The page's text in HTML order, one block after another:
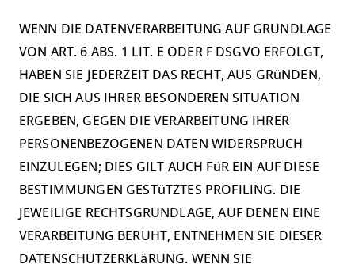
WENN DIE DATENVERARBEITUNG AUF GRUNDLAGE
VON ART. 6 ABS. 1 LIT. E ODER F DSGVO ERFOLGT,
HABEN SIE JEDERZEIT DAS RECHT, AUS GRüNDEN,
DIE SICH AUS IHRER BESONDEREN SITUATION
ERGEBEN, GEGEN DIE VERARBEITUNG IHRER
PERSONENBEZOGENEN DATEN WIDERSPRUCH
EINZULEGEN; DIES GILT AUCH FüR EIN AUF DIESE
BESTIMMUNGEN GESTüTZTES PROFILING. DIE
JEWEILIGE RECHTSGRUNDLAGE, AUF DENEN EINE
VERARBEITUNG BERUHT, ENTNEHMEN SIE DIESER
DATENSCHUTZERKLäRUNG. WENN SIE